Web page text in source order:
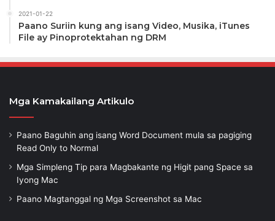
2021-01-22
Paano Suriin kung ang isang Video, Musika, iTunes
File ay Pinoprotektahan ng DRM
Mga Kamakailang Artikulo
Paano Baguhin ang isang Word Document mula sa pagiging
Read Only to Normal
Mga Simpleng Tip para Magbakante ng Higit pang Space sa
Iyong Mac
Paano Magtanggal ng Mga Screenshot sa Mac